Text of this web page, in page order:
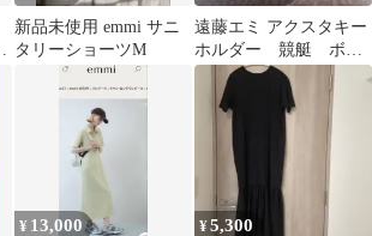
新品未使用 emmi サニ
タリーショーツM
遠藤エミ アクスタキー
ホルダー 競艇 ボー
トレース 非売品 住之
¥ 13,000 ¥5,300